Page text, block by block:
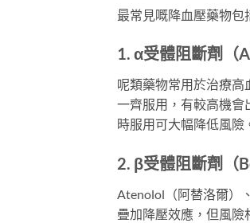
最常見嘅降血壓藥物包
1. α受體阻斷劑（
呢類藥物常用於治療高
一齊服用，有較高機會
時服用可大幅降低風險
2. β受體阻斷劑（
Atenolol（阿替洛爾）
疊加降壓效應，但風險